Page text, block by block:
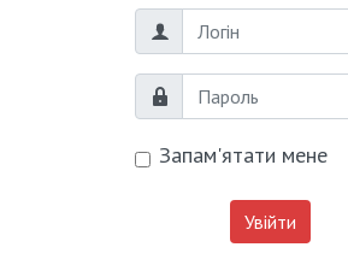
Логін
Пароль
Запам'ятати мене
Увійти